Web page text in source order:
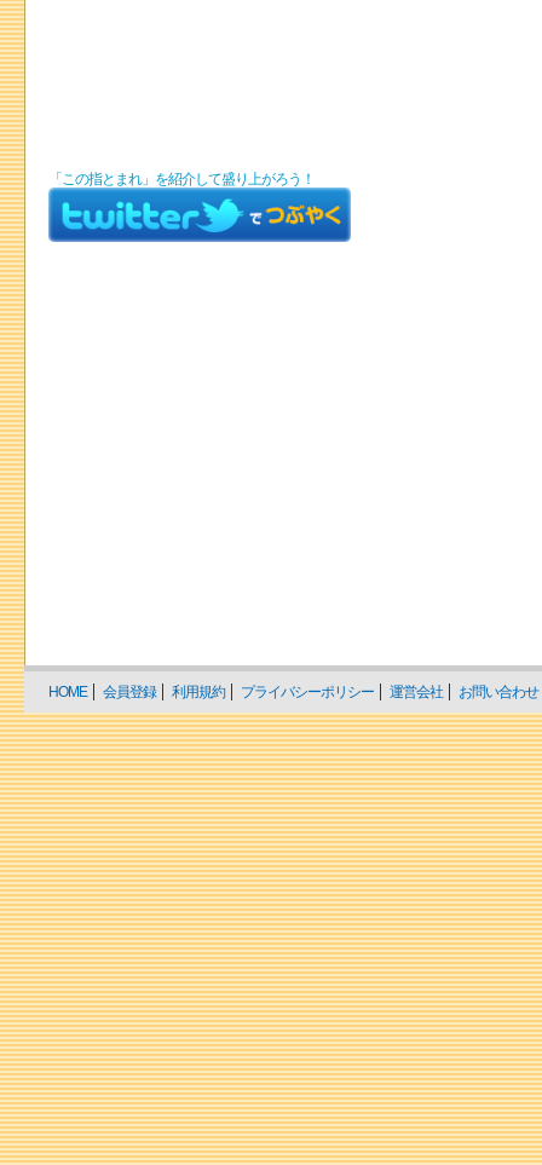
「この指とまれ」を紹介して盛り上がろう！
HOME 会員登録 利用規約 プライバシーポリシー 運営会社 お問い合わせ